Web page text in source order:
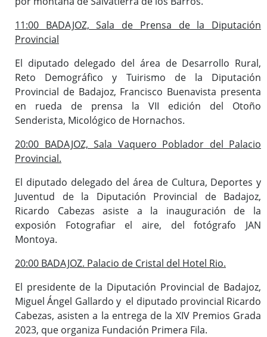
11:00 BADAJOZ, Sala de Prensa de la Diputación
Provincial
El diputado delegado del área de Desarrollo Rural,
Reto Demográfico y Tuirismo de la Diputación
Provincial de Badajoz, Francisco Buenavista presenta
en rueda de prensa la VII edición del Otoño
Senderista, Micológico de Hornachos.
20:00 BADAJOZ, Sala Vaquero Poblador del Palacio
Provincial.
El diputado delegado del área de Cultura, Deportes y
Juventud de la Diputación Provincial de Badajoz,
Ricardo Cabezas asiste a la inauguración de la
exposión Fotografiar el aire, del fotógrafo JAN
Montoya.
20:00 BADAJOZ. Palacio de Cristal del Hotel Rio.
El presidente de la Diputación Provincial de Badajoz,
Miguel Ángel Gallardo y el diputado provincial Ricardo
Cabezas, asisten a la entrega de la XIV Premios Grada
2023, que organiza Fundación Primera Fila.